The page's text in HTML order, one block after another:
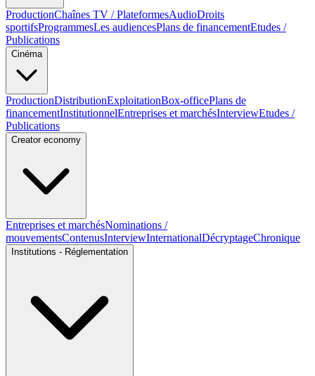
ProductionChaînes TV / PlateformesAudioDroits
sportifsProgrammesLes audiencesPlans de financementEtudes /
Publications
Cinéma
ProductionDistributionExploitationBox-officePlans de
financementInstitutionnelEntreprises et marchésInterviewEtudes /
Publications
Creator economy
Entreprises et marchésNominations /
mouvementsContenusInterviewInternationalDécryptageChronique
Institutions - Réglementation